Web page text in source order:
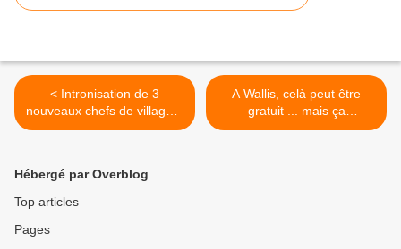
< Intronisation de 3
nouveaux chefs de village à
Mua
A Wallis, celà peut être
gratuit ... mais ça
n'intéresse pas grand
Hébergé par Overblog
Top articles
Pages